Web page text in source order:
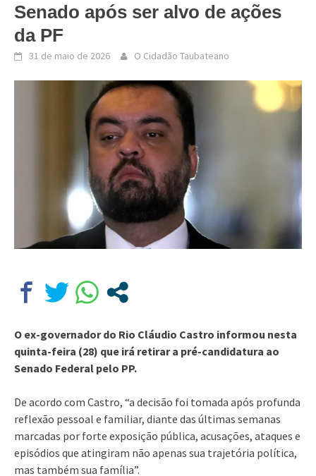
Senado após ser alvo de ações
da PF
31 de maio de 2026 O Cidadão Taubateano
O ex-governador do Rio Cláudio Castro informou nesta
quinta-feira (28) que irá retirar a pré-candidatura ao
Senado Federal pelo PP.
De acordo com Castro, “a decisão foi tomada após profunda
reflexão pessoal e familiar, diante das últimas semanas
marcadas por forte exposição pública, acusações, ataques e
episódios que atingiram não apenas sua trajetória política,
mas também sua família”.